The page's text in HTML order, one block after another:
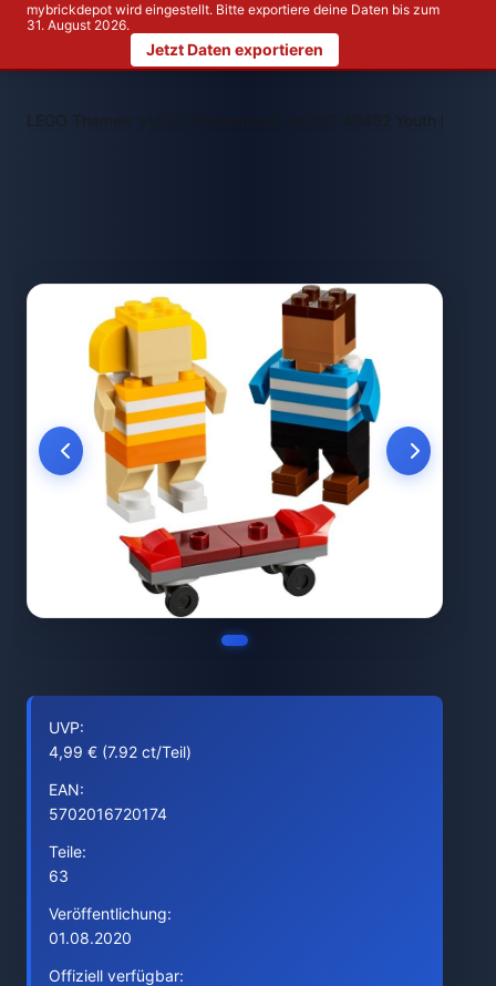
mybrickdepot wird eingestellt. Bitte exportiere deine Daten bis zum
31. August 2026.
Jetzt Daten exportieren
LEGO Themen > LEGO 40402 Youth Day
UVP:
4,99 € (7.92 ct/Teil)
EAN:
5702016720174
Teile:
63
Veröffentlichung:
01.08.2020
Offiziell verfügbar: